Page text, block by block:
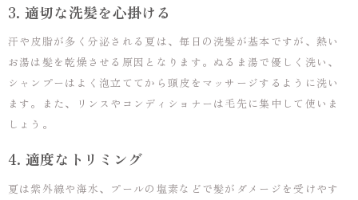
3. 適切な洗髪を心掛ける
汗や皮脂が多く分泌される夏は、毎日の洗髪が基本ですが、熱い
お湯は髪を乾燥させる原因となります。ぬるま湯で優しく洗い、
シャンプーはよく泡立ててから頭皮をマッサージするように洗い
ます。また、リンスやコンディショナーは毛先に集中して使いま
しょう。
4. 適度なトリミング
夏は紫外線や海水、プールの塩素などで髪がダメージを受けやす